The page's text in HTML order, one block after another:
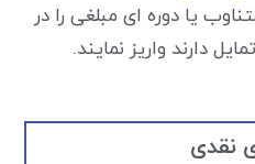
یا دوره ای مبلغی را در
دارند واریز نمایند.
نقدی